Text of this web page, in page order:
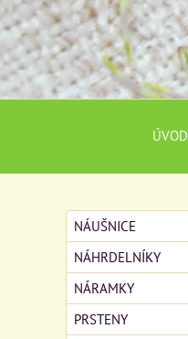
ÚVOD
NÁUŠNICE
NÁHRDELNÍKY
NÁRAMKY
PRSTENY